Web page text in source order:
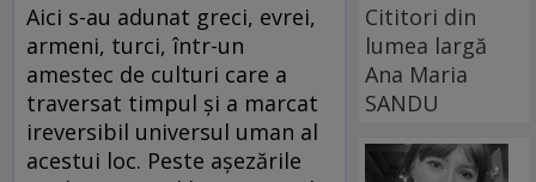
Aici s-au adunat greci, evrei,
armeni, turci, într-un
amestec de culturi care a
traversat timpul şi a marcat
ireversibil universul uman al
acestui loc. Peste aşezările
Cititori din
lumea largă
Ana Maria
SANDU